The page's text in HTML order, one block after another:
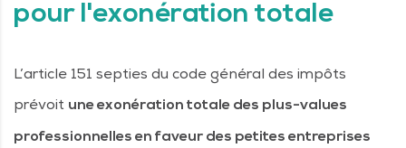
pour l'exonération totale
L’article 151 septies du code général des impôts
prévoit une exonération totale des plus-values
professionnelles en faveur des petites entreprises